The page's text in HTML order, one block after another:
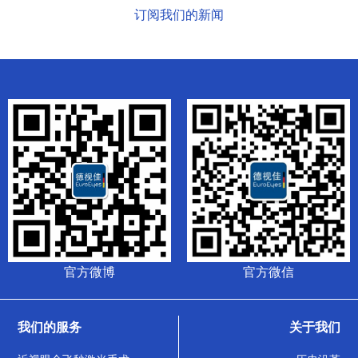
订阅我们的新闻
官方微博 官方微信
我们的服务 关于我们